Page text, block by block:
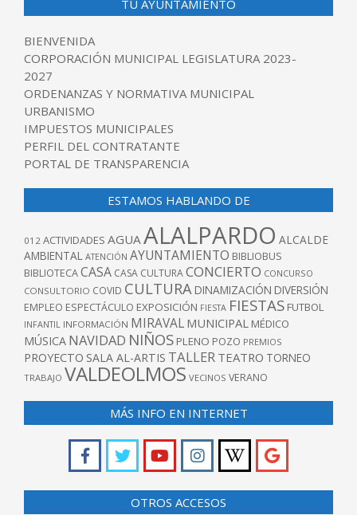
TU AYUNTAMIENTO
BIENVENIDA
CORPORACIÓN MUNICIPAL LEGISLATURA 2023-
2027
ORDENANZAS Y NORMATIVA MUNICIPAL
URBANISMO
IMPUESTOS MUNICIPALES
PERFIL DEL CONTRATANTE
PORTAL DE TRANSPARENCIA
ESTAMOS HABLANDO DE
012 ACTIVIDADES AGUA ALALPARDO ALCALDE
AMBIENTAL ATENCIÓN AYUNTAMIENTO BIBLIOBUS
BIBLIOTECACASA CASA CULTURACONCIERTO CONCURSO
CONSULTORIO COVID CULTURA DINAMIZACIÓN DIVERSIÓN
EMPLEO ESPECTÁCULO EXPOSICIÓN FIESTA FIESTAS FUTBOL
INFANTIL INFORMACIÓN MIRAVAL MUNICIPAL MÉDICO
MÚSICA NAVIDAD NIÑOS PLENO POZO PREMIOS
PROYECTO SALA AL-ARTIS TALLER TEATRO TORNEO
TRABAJO VALDEOLMOS VECINOS VERANO
MÁS INFO EN INTERNET
OTROS ACCESOS